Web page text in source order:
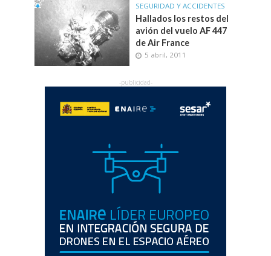
SEGURIDAD Y ACCIDENTES
Hallados los restos del
avión del vuelo AF 447
de Air France
5 abril, 2011